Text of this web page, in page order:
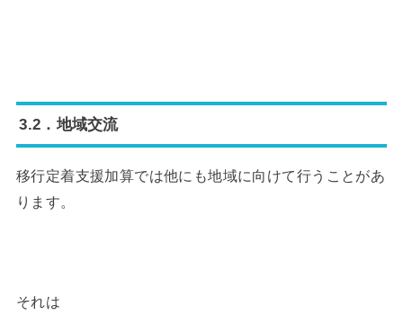
3.2．地域交流
移行定着支援加算では他にも地域に向けて行うことがあ
ります。
それは